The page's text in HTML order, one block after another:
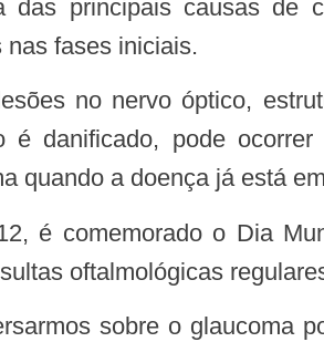
fases iniciais.
é danificado, pode
quando a doença já está
oftalmológicas